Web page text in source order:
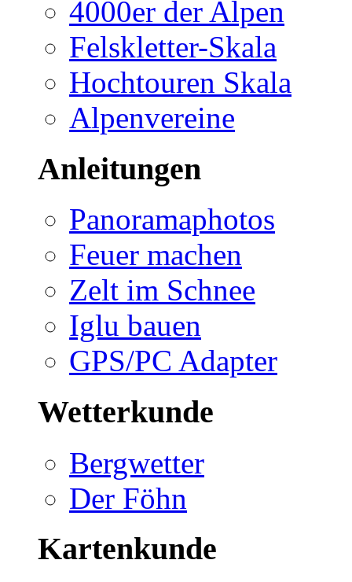
4000er der Alpen
Felskletter-Skala
Hochtouren Skala
Alpenvereine
Anleitungen
Panoramaphotos
Feuer machen
Zelt im Schnee
Iglu bauen
GPS/PC Adapter
Wetterkunde
Bergwetter
Der Föhn
Kartenkunde